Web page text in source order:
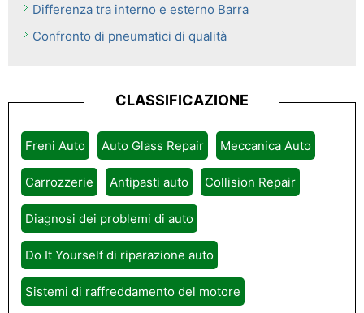
Differenza tra interno e esterno Barra
Confronto di pneumatici di qualità
CLASSIFICAZIONE
Freni Auto Auto Glass Repair Meccanica Auto
Carrozzerie Antipasti auto Collision Repair
Diagnosi dei problemi di auto
Do It Yourself di riparazione auto
Sistemi di raffreddamento del motore